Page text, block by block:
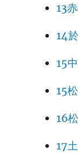
13
14
15
15
16
17